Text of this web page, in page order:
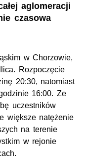
aglomeracji
czasowa
w Chorzowie,
Rozpoczęcie
20:30, natomiast
16:00. Ze
uczestników
większe natężenie
na terenie
w rejonie